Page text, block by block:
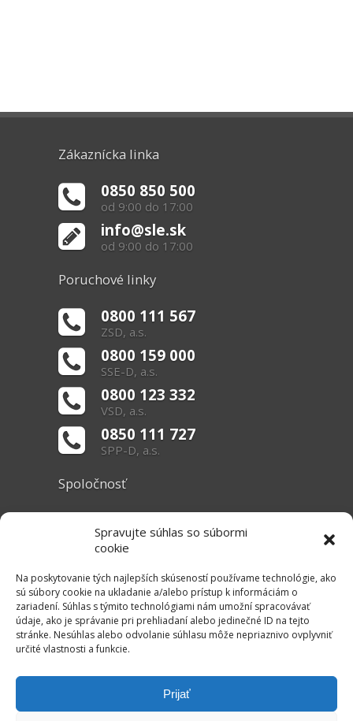
Spravujte súhlas so súbormi
cookie
Na poskytovanie tých najlepších skúseností používame technológie, ako
sú súbory cookie na ukladanie a/alebo prístup k informáciám o
zariadení. Súhlas s týmito technológiami nám umožní spracovávať
údaje, ako je správanie pri prehliadaní alebo jedinečné ID na tejto
stránke. Nesúhlas alebo odvolanie súhlasu môže nepriaznivo ovplyvniť
určité vlastnosti a funkcie.
Prijať
Zákaznícka linka
0850 850 500
od 9:00 do 17:00
info@sle.sk
od 9:00 do 17:00
Poruchové linky
0800 111 567
ZSD, a.s.
0800 159 000
SSE-D, a.s.
0800 123 332
VSD, a.s.
0850 111 727
SPP-D, a.s.
Spoločnosť
O nás
Základné informácie
Užitočné linky
Právne informácie
RSS Kanál